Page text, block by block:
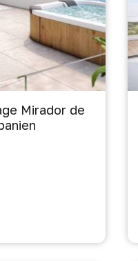
Mirador de